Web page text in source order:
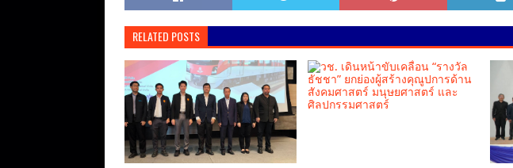
RELATED POSTS